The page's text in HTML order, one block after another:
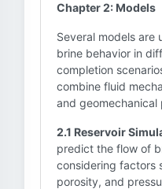
Chapter 2: Models
Several models
brine behavior in
completion
combine fluid
and geomechanical
2.1 Reservoir
predict the flow of
considering factors
porosity, and